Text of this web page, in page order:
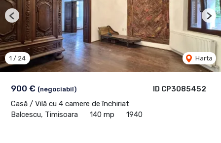
ID CP3085452
900 € (negociabil)
Casă / Vilă cu 4 camere de închiriat
Balcescu, Timisoara
140 mp 1940
1 / 24 Harta
Previous